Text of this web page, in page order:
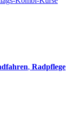
, Radpflege